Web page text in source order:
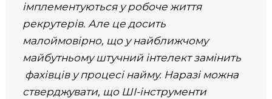
імплементуються у робоче життя
рекрутерів. Але це досить
малоймовірно, що у найближчому
майбутньому штучний інтелект замінить
фахівців у процесі найму. Наразі можна
стверджувати, що ШІ-інструменти